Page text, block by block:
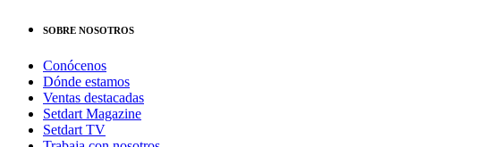
SOBRE NOSOTROS
Conócenos
Dónde estamos
Ventas destacadas
Setdart Magazine
Setdart TV